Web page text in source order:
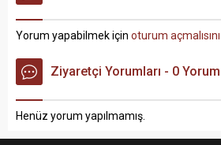
Yorum yapabilmek için oturum
Ziyaretçi Yorumları - 0 Yorum
Henüz yorum yapılmamış.